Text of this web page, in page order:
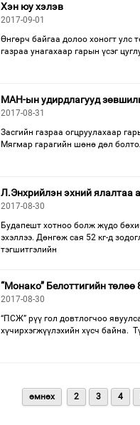
Хэн юу хэлэв
2017-09-01
Өнгөрч байгаа долоо хоногт улс
газраа унагахаар гарын үсэг
МАН-ын удирдлагууд
2017-08-31
Засгийн газраа огцруулахаар
Мягмар гарагийн шөнө дөл
Л.Энхрийлэн эхний ялалтаа
2017-08-30
Будапешт хотноо болж жүдо
эхэллээ. Дөнгөж сая 52 кг-д
тэгшитгэлийн
“Монако” Белоттигийн төлөө
2017-08-30
“ПСЖ” рүү гол довтлогчоо
хүчирхэгжүүлэхийн хүсч байна.
өмнөх 2 3 4